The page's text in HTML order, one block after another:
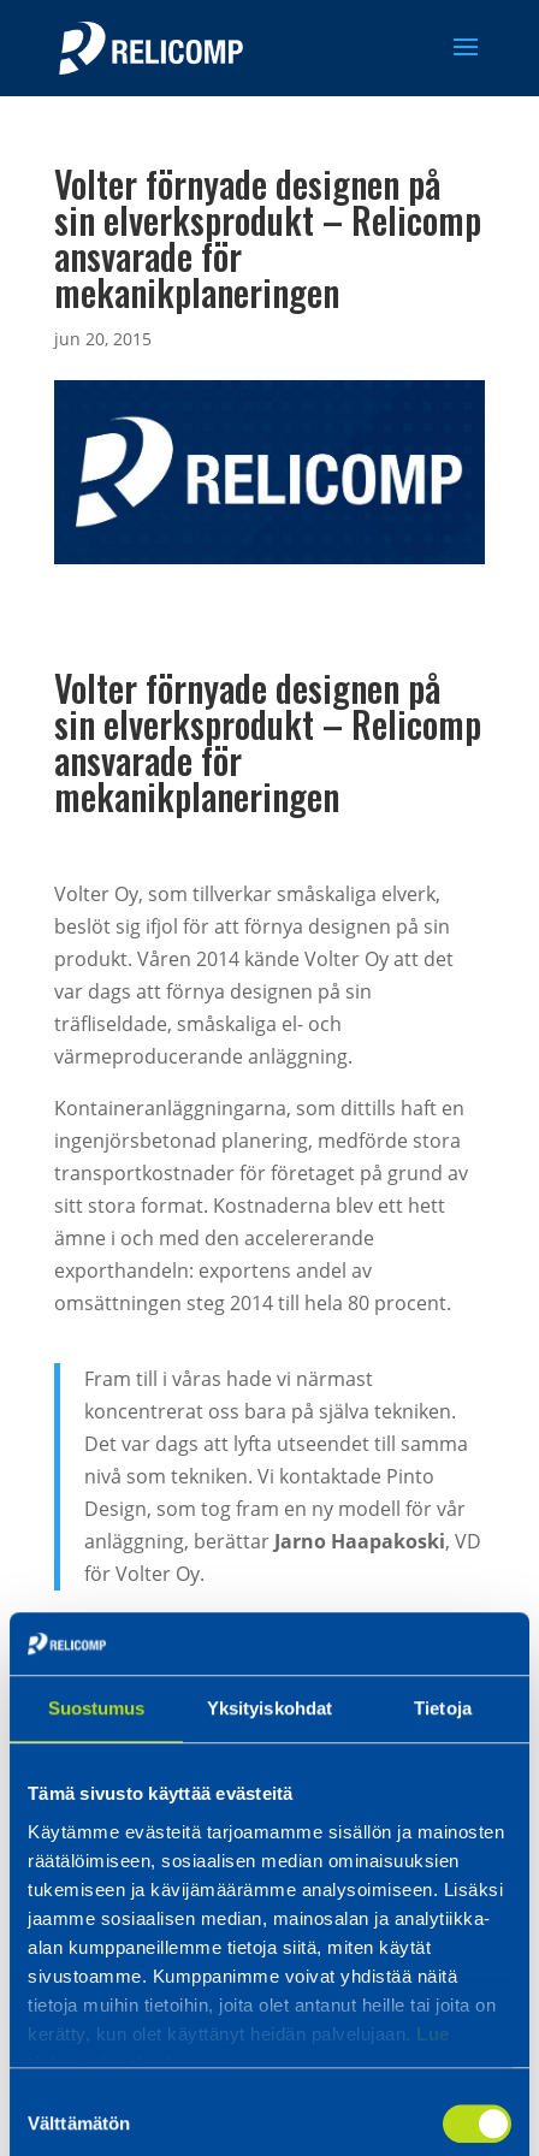
Suostumus Yksityiskohdat Tietoja
Tämä sivusto käyttää evästeitä
Käytämme evästeitä tarjoamamme sisällön ja mainosten
räätälöimiseen, sosiaalisen median ominaisuuksien
tukemiseen ja kävijämäärämme analysoimiseen. Lisäksi
jaamme sosiaalisen median, mainosalan ja analytiikka-
alan kumppaneillemme tietoja siitä, miten käytät
sivustoamme. Kumppanimme voivat yhdistää näitä
tietoja muihin tietoihin, joita olet antanut heille tai joita on
kerätty, kun olet käyttänyt heidän palvelujaan. Lue
tietosuojaselosteemme.
valinta
Välttämätön
Volter förnyade designen på
sin elverksprodukt – Relicomp
ansvarade för
mekanikplaneringen
jun 20, 2015
Volter förnyade designen på
sin elverksprodukt – Relicomp
ansvarade för
mekanikplaneringen
Volter Oy, som tillverkar småskaliga elverk,
beslöt sig ifjol för att förnya designen på sin
produkt. Våren 2014 kände Volter Oy att det
var dags att förnya designen på sin
träfliseldade, småskaliga el- och
värmeproducerande anläggning.
Kontaineranläggningarna, som dittills haft en
ingenjörsbetonad planering, medförde stora
transportkostnader för företaget på grund av
sitt stora format. Kostnaderna blev ett hett
ämne i och med den accelererande
exporthandeln: exportens andel av
omsättningen steg 2014 till hela 80 procent.
Fram till i våras hade vi närmast
koncentrerat oss bara på själva tekniken.
Det var dags att lyfta utseendet till samma
nivå som tekniken. Vi kontaktade Pinto
Design, som tog fram en ny modell för vår
anläggning, berättar Jarno Haapakoski, VD
för Volter Oy.
Den nydesignade anläggningen innehöll många
tunnplåtsdetaljer som krävde specialverktyg
för tillverkningen, vilket gjorde att Volter
började leta efter en tunnplåtsverkstad som
höra om Relicomp Oy i Kurikka.
Redan efter vårt första möte i somras
beslöt vi att tillsammans med Relicomp
starta arbetet med mekanikplaneringen.
Utgående från skisser och huvudmått
planerade Relicomp tunnplåtstillverkningen
och Volter tog fram anläggningens stomme
och placerade anläggningens
huvudkomponenter på respektive plats,